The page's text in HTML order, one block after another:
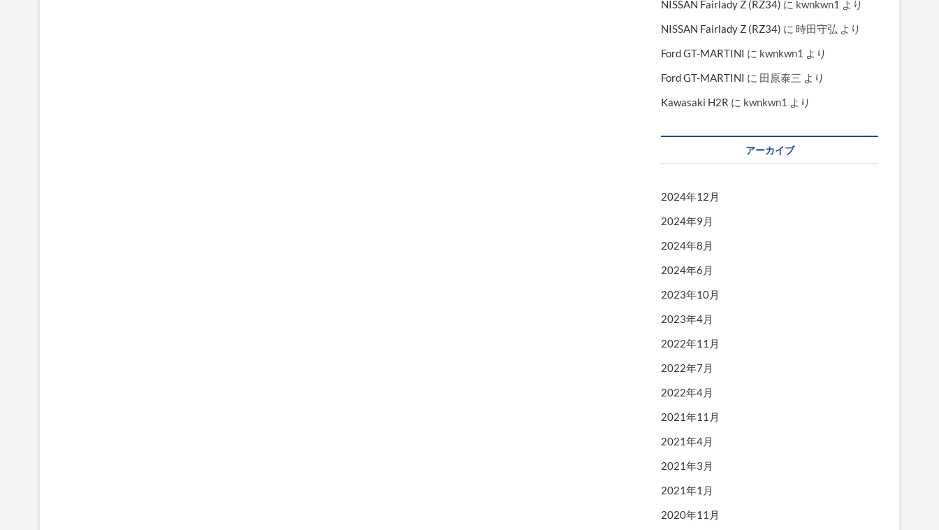
NISSAN Fairlady Z (RZ34) に kwnkwn1 より
NISSAN Fairlady Z (RZ34) に 時田守弘 より
Ford GT-MARTINI に kwnkwn1 より
Ford GT-MARTINI に 田原泰三 より
Kawasaki H2R に kwnkwn1 より
アーカイブ
2024年12月
2024年9月
2024年8月
2024年6月
2023年10月
2023年4月
2022年11月
2022年7月
2022年4月
2021年11月
2021年4月
2021年3月
2021年1月
2020年11月